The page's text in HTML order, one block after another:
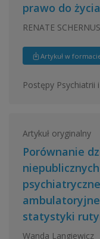
prawo do
RENATE SCHERNUS
Artykuł w
Postępy Psychiatrii
Artykuł oryginalny
Porównanie
statystyki
Wanda Langiewicz